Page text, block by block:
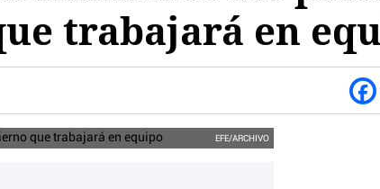
trabajará en
EFE/ARCHIVO